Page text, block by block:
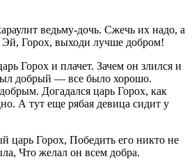
ведьму-дочь. Сжечь их надо, а
Эй, Горох, выходи лучше добром!
Горох и плачет. Зачем он злился и
добрый — все было хорошо.
Догадался царь Горох, как
А тут еще рябая девица сидит у
царь Горох, Победить его никто не
Что желал он всем добра.